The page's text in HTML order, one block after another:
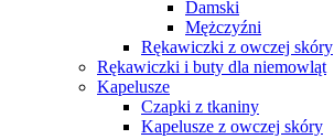
Damski
Mężczyźni
Rękawiczki z owczej skóry
Rękawiczki i buty dla niemowląt
Kapelusze
Czapki z tkaniny
Kapelusze z owczej skóry